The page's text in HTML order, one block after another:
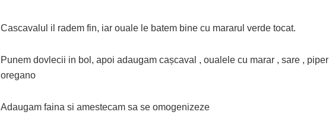
Cascavalul il radem fin, iar ouale le batem bine cu mararul verde tocat.
Punem dovlecii in bol, apoi adaugam cașcaval , oualele cu marar , sare , piper
oregano
Adaugam faina si amestecam sa se omogenizeze